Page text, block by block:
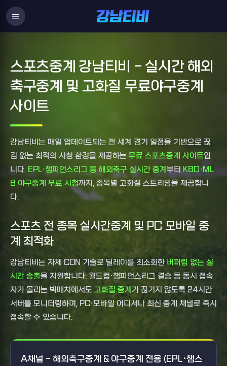
menu
스포츠중계 강남티비 - 실시간 해외
축구중계 및 고화질 무료야구중계
사이트
강남티비는 매일 업데이트되는 전 세계 경기 일정을 기반으로 끊
김 없는 최적의 시청 환경을 제공하는 무료 스포츠중계 사이트입
니다. EPL·챔피언스리그 등 해외축구 실시간 중계부터KBO·ML
B 야구중계 무료 시청까지, 종목별 고화질 스트리밍을 제공합니
다.
스포츠 전 종목 실시간중계 및 PC 모바일 중
계 최적화
강남티비는 자체 CDN 기술로 딜레이를 최소화한 버퍼링 없는 실
시간 송출을 지원합니다. 월드컵·챔피언스리그 결승 등 동시 접속
자가 몰리는 빅매치에서도 고화질 중계 가 끊기지 않도록 24시간
서버를 모니터링하며, PC·모바일 어디서나 최신 중계 채널로 즉시
접속할 수 있습니다.
A채널 - 해외축구중계 & 야구중계 전용 (EPL·챔스